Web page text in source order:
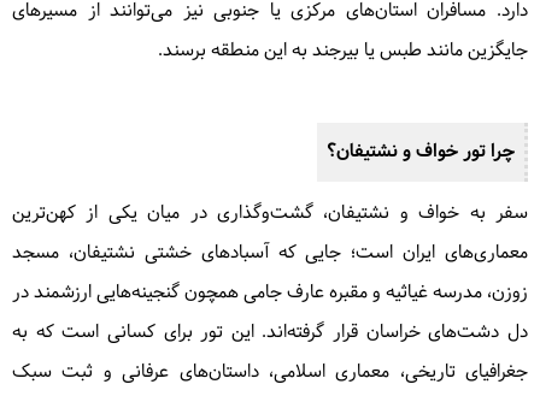
دارد. مسافران استان‌های مرکزی یا جنوبی نیز می‌توانند از مسیرهای
جایگزین مانند طبس یا بیرجند به این منطقه برسند.
چرا تور خواف و نشتیفان؟
سفر به خواف و نشتیفان، گشت‌وگذاری در میان یکی از کهن‌ترین
معماری‌های ایران است؛ جایی که آسبادهای خشتی نشتیفان، مسجد
زوزن، مدرسه غیاثیه و مقبره عارف جامی همچون گنجینه‌هایی ارزشمند در
دل دشت‌های خراسان قرار گرفته‌اند. این تور برای کسانی است که به
جغرافیای تاریخی، معماری اسلامی، داستان‌های عرفانی و ثبت سبک